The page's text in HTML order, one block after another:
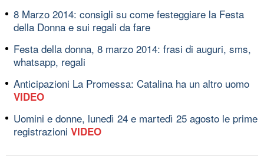
8 Marzo 2014: consigli su come festeggiare la Festa
della Donna e sui regali da fare
Festa della donna, 8 marzo 2014: frasi di auguri, sms,
whatsapp, regali
Anticipazioni La Promessa: Catalina ha un altro uomo
VIDEO
Uomini e donne, lunedì 24 e martedì 25 agosto le prime
registrazioni VIDEO